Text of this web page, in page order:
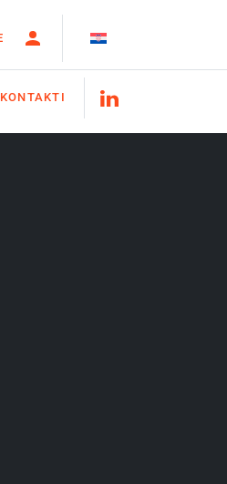
KONTAKTI